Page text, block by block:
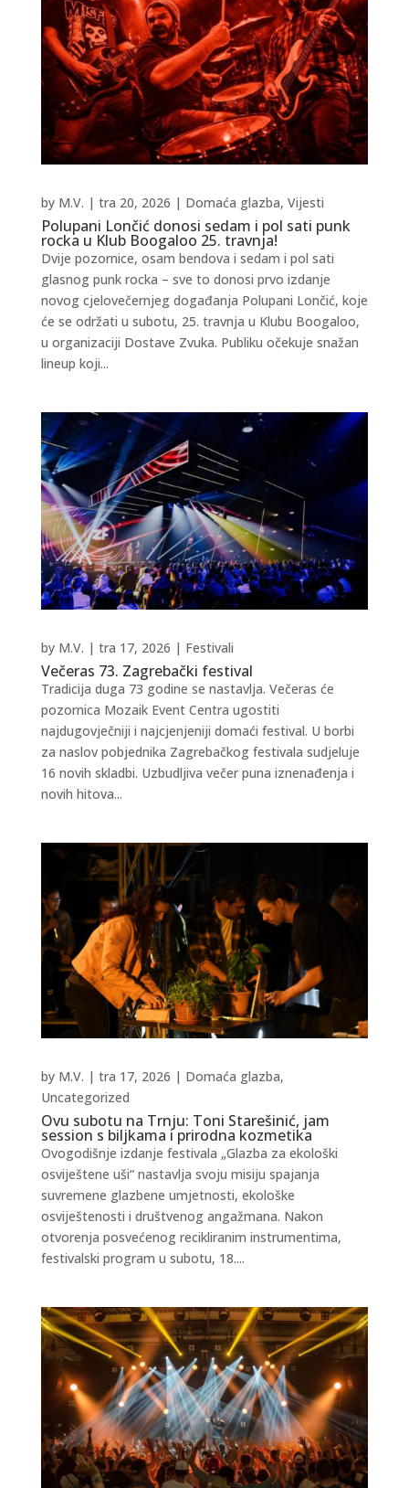
Polupani Lončić donosi sedam i pol sati punk
rocka u Klub Boogaloo 25. travnja!
by M.V. | tra 20, 2026 | Domaća glazba, Vijesti
Dvije pozornice, osam bendova i sedam i pol sati
glasnog punk rocka – sve to donosi prvo izdanje
novog cjelovečernjeg događanja Polupani Lončić, koje
će se održati u subotu, 25. travnja u Klubu Boogaloo,
u organizaciji Dostave Zvuka. Publiku očekuje snažan
lineup koji...
Večeras 73. Zagrebački festival
by M.V. | tra 17, 2026 | Festivali
Tradicija duga 73 godine se nastavlja. Večeras će
pozornica Mozaik Event Centra ugostiti
najdugovječniji i najcjenjeniji domaći festival. U borbi
za naslov pobjednika Zagrebačkog festivala sudjeluje
16 novih skladbi. Uzbudljiva večer puna iznenađenja i
novih hitova...
Ovu subotu na Trnju: Toni Starešinić, jam
session s biljkama i prirodna kozmetika
by M.V. | tra 17, 2026 | Domaća glazba,
Uncategorized
Ovogodišnje izdanje festivala „Glazba za ekološki
osviještene uši“ nastavlja svoju misiju spajanja
suvremene glazbene umjetnosti, ekološke
osviještenosti i društvenog angažmana. Nakon
otvorenja posvećenog recikliranim instrumentima,
festivalski program u subotu, 18....